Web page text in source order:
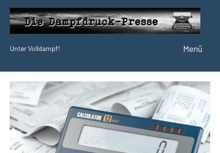
Zum
Inhalt
springen
Dampfdruck-
Presse
Unter Volldampf! Menü